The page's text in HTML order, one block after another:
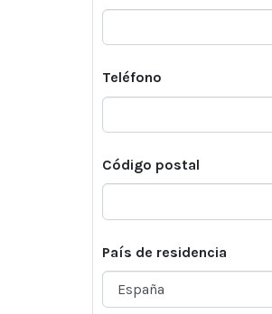
Teléfono
Código postal
País de residencia